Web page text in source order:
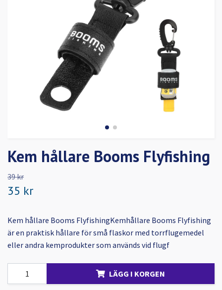
Kem hållare Booms Flyfishing
39 kr
35 kr
Kem hållare Booms FlyfishingKemhållare Booms Flyfishing
är en praktisk hållare för små flaskor med torrflugemedel
eller andra kemprodukter som används vid flugf
LÄGG I KORGEN